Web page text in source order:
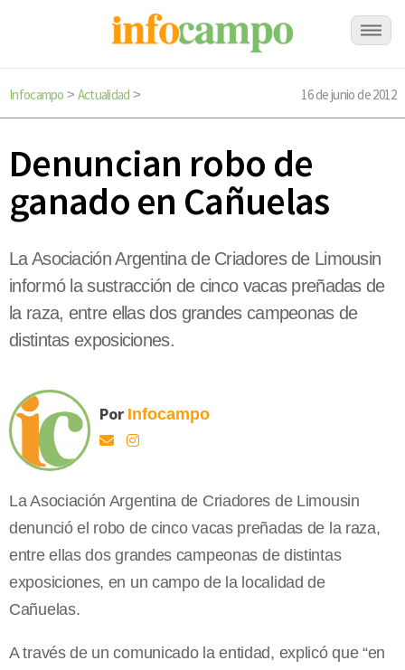
Infocampo > Actualidad > 16 de junio de 2012
Denuncian robo de
ganado en Cañuelas
La Asociación Argentina de Criadores de Limousin
informó la sustracción de cinco vacas preñadas de
la raza, entre ellas dos grandes campeonas de
distintas exposiciones.
Por Infocampo
La Asociación Argentina de Criadores de Limousin
denunció el robo de cinco vacas preñadas de la raza,
entre ellas dos grandes campeonas de distintas
exposiciones, en un campo de la localidad de
Cañuelas.
A través de un comunicado la entidad, explicó que “en